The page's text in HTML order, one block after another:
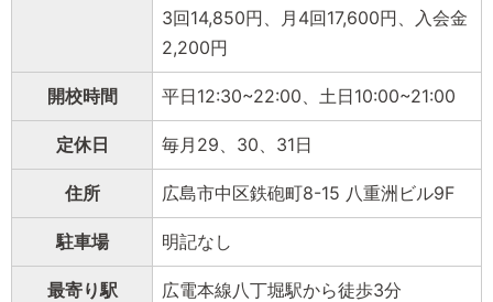
3回14,850円、月4回17,600円、入会金
2,200円
開校時間 平日12:30~22:00、土日10:00~21:00
定休日 毎月29、30、31日
住所 広島市中区鉄砲町8-15 八重洲ビル9F
駐車場 明記なし
最寄り駅 広電本線八丁堀駅から徒歩3分